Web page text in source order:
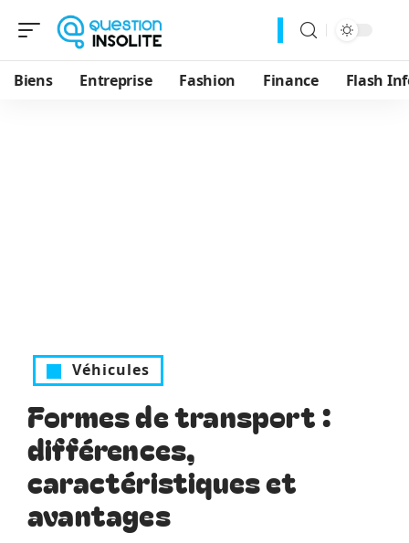
Biens Entreprise Fashion Finance Flash
Véhicules
Formes de transport :
différences,
caractéristiques et
avantages